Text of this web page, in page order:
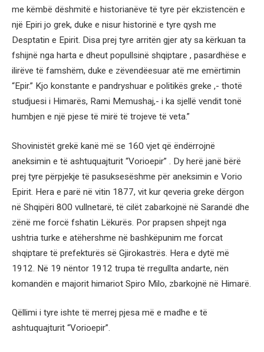
me këmbë dëshmitë e historianëve të tyre për ekzistencën e
një Epiri jo grek, duke e nisur historinë e tyre qysh me
Desptatin e Epirit. Disa prej tyre arritën gjer aty sa kërkuan ta
fshijnë nga harta e dheut popullsinë shqiptare , pasardhëse e
ilirëve të famshëm, duke e zëvendëesuar atë me emërtimin
“Epir.” Kjo konstante e pandryshuar e politikës greke ,- thotë
studjuesi i Himarës, Rami Memushaj,- i ka sjellë vendit tonë
humbjen e një pjese të mirë të trojeve të veta.”
Shovinistët grekë kanë më se 160 vjet që ëndërrojnë
aneksimin e të ashtuquajturit “Vorioepir” . Dy herë janë bërë
prej tyre përpjekje të pasuksesëshme për aneksimin e Vorio
Epirit. Hera e parë në vitin 1877, vit kur qeveria greke dërgon
në Shqipëri 800 vullnetarë, të cilët zabarkojnë në Sarandë dhe
zënë me forcë fshatin Lëkurës. Por prapsen shpejt nga
ushtria turke e atëhershme në bashkëpunim me forcat
shqiptare të prefekturës së Gjirokastrës. Hera e dytë më
1912. Në 19 nëntor 1912 trupa të rregullta andarte, nën
komandën e majorit himariot Spiro Milo, zbarkojnë në Himarë.
Qëllimi i tyre ishte të merrej pjesa më e madhe e të
ashtuquajturit “Vorioepir”.